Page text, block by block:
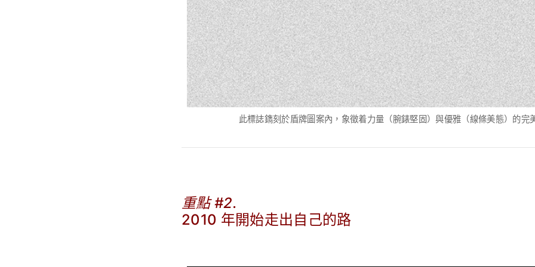
此標誌鐫刻於盾牌圖案內，象徵着力量（腕錶堅固）與優雅（線條美態）的完
重點 #2.
2010 年開始走出自己的路